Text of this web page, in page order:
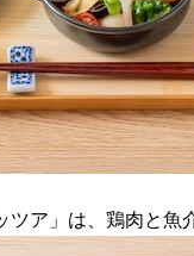
ツア」は、鶏肉と